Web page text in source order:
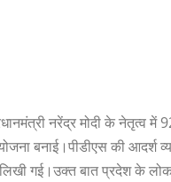
नरेंद्र मोदी के नेतृत्व
बनाई।पीडीएस की आदर्श
गई।उक्त बात प्रदेश के